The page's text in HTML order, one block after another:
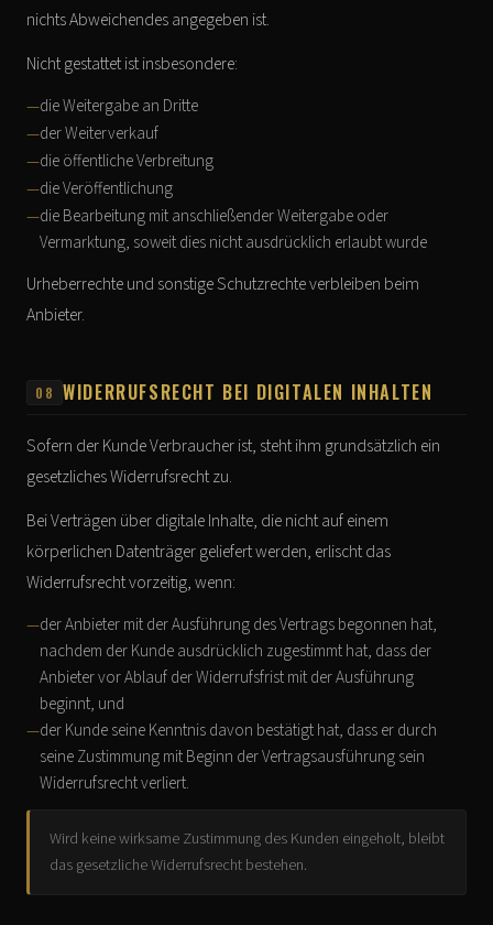
nichts Abweichendes angegeben ist.
Nicht gestattet ist insbesondere:
die Weitergabe an Dritte
der Weiterverkauf
die öffentliche Verbreitung
die Veröffentlichung
die Bearbeitung mit anschließender Weitergabe oder
Vermarktung, soweit dies nicht ausdrücklich erlaubt wurde
Urheberrechte und sonstige Schutzrechte verbleiben beim
Anbieter.
08 WIDERRUFSRECHT BEI DIGITALEN INHALTEN
Sofern der Kunde Verbraucher ist, steht ihm grundsätzlich ein
gesetzliches Widerrufsrecht zu.
Bei Verträgen über digitale Inhalte, die nicht auf einem
körperlichen Datenträger geliefert werden, erlischt das
Widerrufsrecht vorzeitig, wenn:
der Anbieter mit der Ausführung des Vertrags begonnen hat,
nachdem der Kunde ausdrücklich zugestimmt hat, dass der
Anbieter vor Ablauf der Widerrufsfrist mit der Ausführung
beginnt, und
der Kunde seine Kenntnis davon bestätigt hat, dass er durch
seine Zustimmung mit Beginn der Vertragsausführung sein
Widerrufsrecht verliert.
Wird keine wirksame Zustimmung des Kunden eingeholt, bleibt
das gesetzliche Widerrufsrecht bestehen.